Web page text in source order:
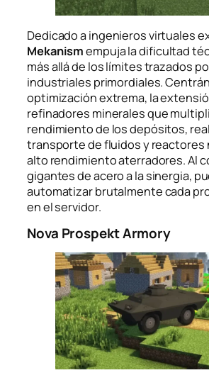
Dedicado a ingenieros virtuales
Mekanismempuja la dificultad
más allá de los límites trazados
industriales primordiales.
optimización extrema, la
refinadores minerales que
rendimiento de los depósitos,
transporte de fluidos y reactores
alto rendimiento aterradores. Al
gigantes de acero a la sinergia,
automatizar brutalmente cada
en el servidor.
Nova Prospekt Armory